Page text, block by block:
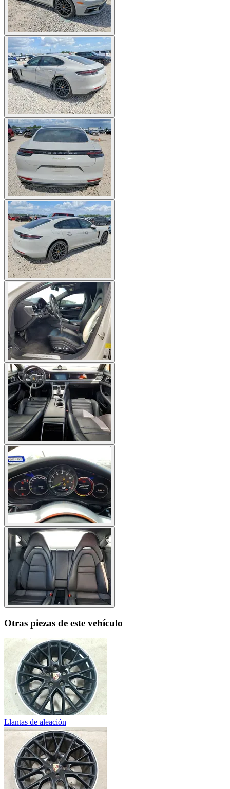
Otras piezas de este vehículo
Llantas de aleación